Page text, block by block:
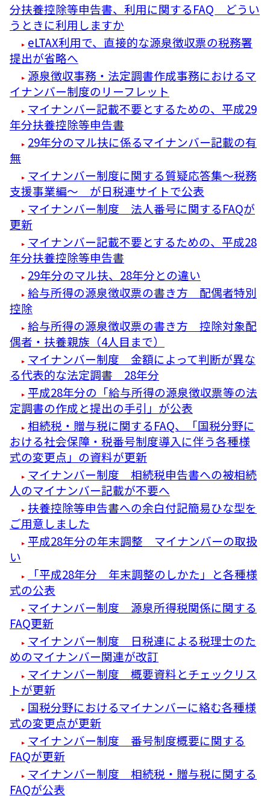
分扶養控除等申告書、利用に関するFAQ どうい
うときに利用しますか
eLTAX利用で、直接的な源泉徴収票の税務署
提出が省略へ
源泉徴収事務・法定調書作成事務におけるマ
イナンバー制度のリーフレット
マイナンバー記載不要とするための、平成29
年分扶養控除等申告書
29年分のマル扶に係るマイナンバー記載の有
無
マイナンバー制度に関する質疑応答集～税務
支援事業編～ が日税連サイトで公表
マイナンバー制度 法人番号に関するFAQが
更新
マイナンバー記載不要とするための、平成28
年分扶養控除等申告書
29年分のマル扶、28年分との違い
給与所得の源泉徴収票の書き方 配偶者特別
控除
給与所得の源泉徴収票の書き方 控除対象配
偶者・扶養親族（4人目まで）
マイナンバー制度 金額によって判断が異な
る代表的な法定調書 28年分
平成28年分の「給与所得の源泉徴収票等の法
定調書の作成と提出の手引」が公表
相続税・贈与税に関するFAQ、「国税分野に
おける社会保障・税番号制度導入に伴う各種様
式の変更点」の資料が更新
マイナンバー制度 相続税申告書への被相続
人のマイナンバー記載が不要へ
扶養控除等申告書への余白付記簡易ひな型を
ご用意しました
平成28年分の年末調整 マイナンバーの取扱
い
「平成28年分 年末調整のしかた」と各種様
式の公表
マイナンバー制度 源泉所得税関係に関する
FAQ更新
マイナンバー制度 日税連による税理士のた
めのマイナンバー関連が改訂
マイナンバー制度 概要資料とチェックリス
トが更新
国税分野におけるマイナンバーに絡む各種様
式の変更点が更新
マイナンバー制度 番号制度概要に関する
FAQが更新
マイナンバー制度 相続税・贈与税に関する
FAQが公表